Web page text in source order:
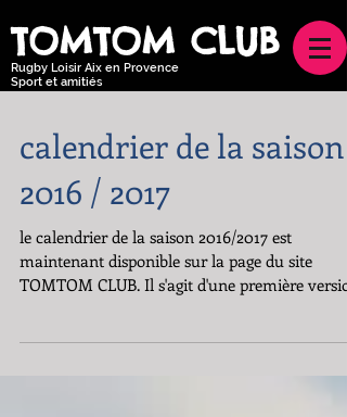
TOMTOM CLUB
Rugby Loisir Aix en Provence
Sport et amitiés
calendrier de la saison
2016 / 2017
le calendrier de la saison 2016/2017 est
maintenant disponible sur la page du site
TOMTOM CLUB. Il s'agit d'une première